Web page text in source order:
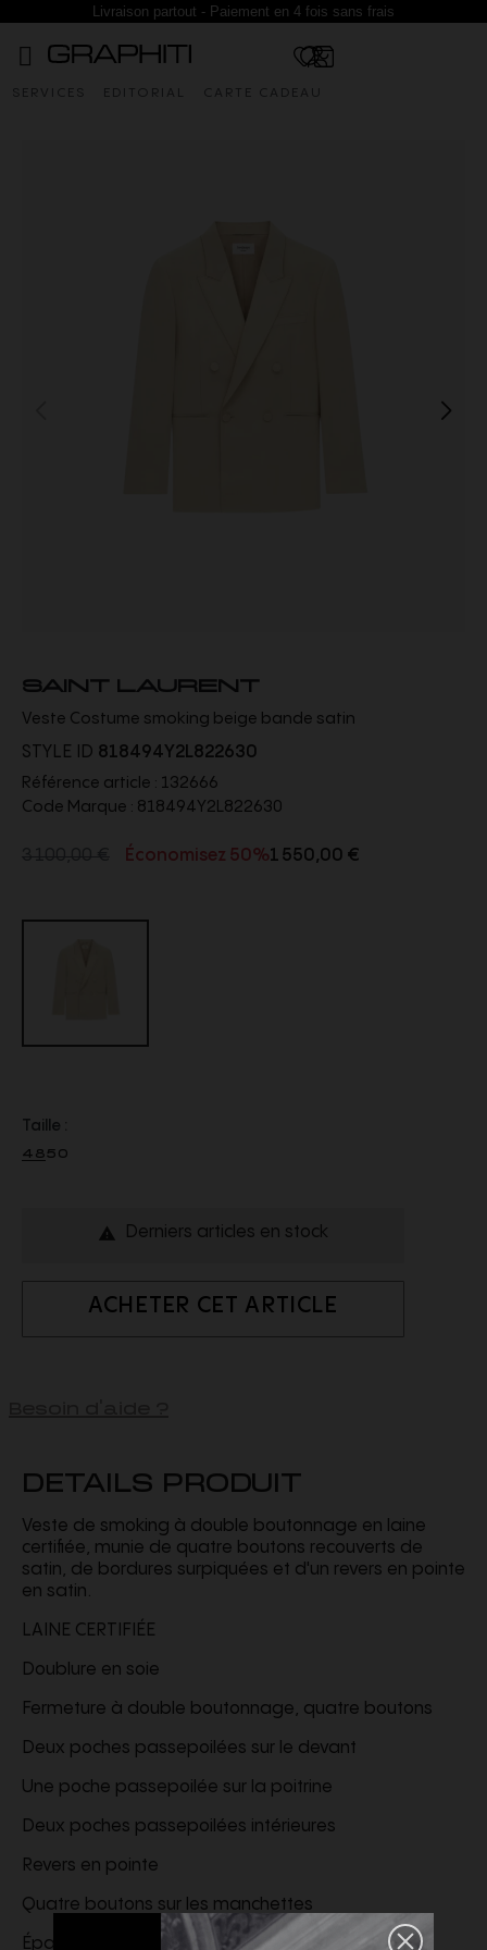
Livraison partout - Paiement en 4 fois sans frais
SERVICES EDITORIAL CARTE CADEAU
SAINT LAURENT
Veste Costume smoking beige bande satin
STYLE ID 818494Y2L822630
Référence article : 132666
Code Marque : 818494Y2L822630
Économisez 50%1 550,00 €
Taille :
4850
 Derniers articles en stock
ACHETER CET ARTICLE
DETAILS PRODUIT
Veste de smoking à double boutonnage en laine
certifiée, munie de quatre boutons recouverts de
satin, de bordures surpiquées et d'un revers en pointe
en satin.
LAINE CERTIFIÉE
Doublure en soie
Fermeture à double boutonnage, quatre boutons
Deux poches passepoilées sur le devant
Une poche passepoilée sur la poitrine
Deux poches passepoilées intérieures
Revers en pointe
Quatre boutons sur les manchettes
Épaules matelassées